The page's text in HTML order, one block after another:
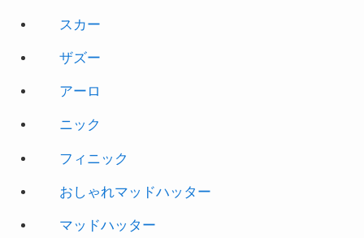
スカー
ザズー
アーロ
ニック
フィニック
おしゃれマッドハッター
マッドハッター